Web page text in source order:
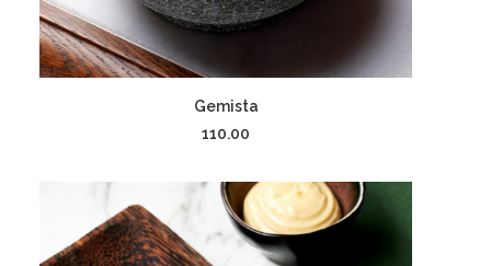
إضافة إلى السلة
Gemista
110.00